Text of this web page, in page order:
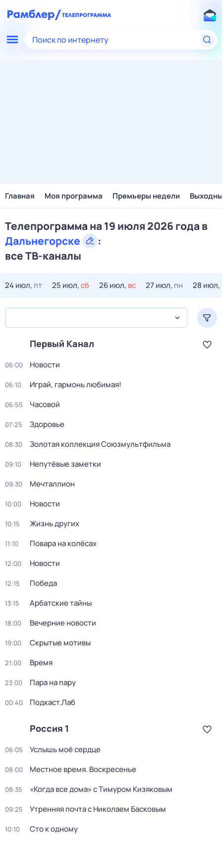
Поиск по интернету
Главная Моя программа Премьеры недели
Телепрограмма на 19 июля 2026 года в
Дальнегорске
:
все ТВ-каналы
24 июл, пт 25 июл,сб 26 июл, вс 27 июл, пн 28 июл,
Первый Канал
06:00 Новости
06:10 Играй, гармонь любимая!
06:55 Часовой
07:25 Здоровье
08:30 Золотая коллекция Союзмультфильма
09:10 Непутёвые заметки
09:30 Мечталлион
10:00 Новости
10:15 Жизнь других
11:10 Повара на колёсах
12:00 Новости
12:15 Победа
13:15 Арбатские тайны
18:00 Вечерние новости
19:00 Скрытые мотивы
21:00 Время
23:00 Пара на пару
00:40 Подкаст.Лаб
Россия 1
06:05 Услышь моё сердце
08:00 Местное время. Воскресенье
08:35 «Когда все дома» с Тимуром Кизяковым
09:25 Утренняя почта с Николаем Басковым
10:10 Сто к одному